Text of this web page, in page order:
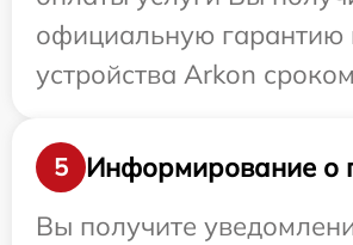
официальную гарантию
устройства Arkon
5
Информирование о
Вы получите